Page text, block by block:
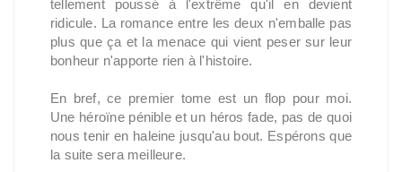
tellement poussé à l'extrême qu'il en devient
ridicule. La romance entre les deux n'emballe pas
plus que ça et la menace qui vient peser sur leur
bonheur n'apporte rien à l'histoire.
En bref, ce premier tome est un flop pour moi.
Une héroïne pénible et un héros fade, pas de quoi
nous tenir en haleine jusqu'au bout. Espérons que
la suite sera meilleure.